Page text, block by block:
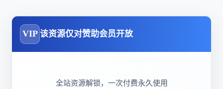
VIP 该资源仅对赞助会员开放
全站资源解锁，一次付费永久使用